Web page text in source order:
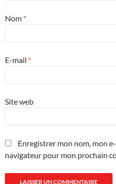
Nom *
E-mail *
Site web
Enregistrer mon nom, mon
navigateur pour mon prochain